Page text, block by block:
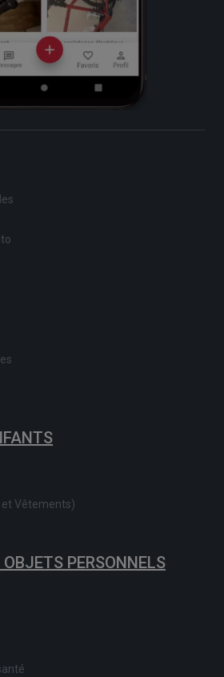
Vêtements)
PERSONNELS